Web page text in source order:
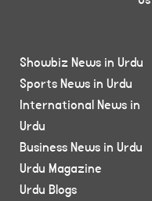
Showbiz News in Urdu
Sports News in Urdu
International News in
Urdu
Business News in Urdu
Urdu Magazine
Urdu Blogs